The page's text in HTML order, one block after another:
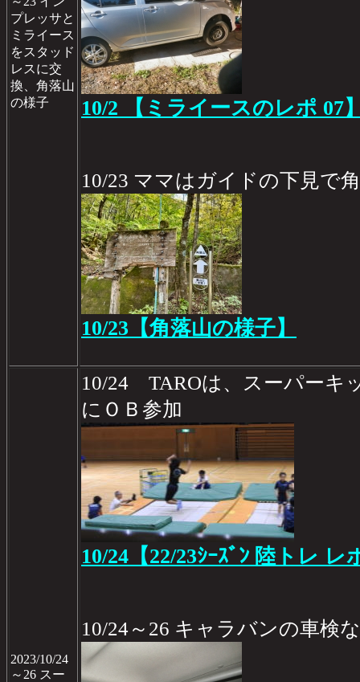
プレッサと
ミライース
をスタッド
レスに交
換、角落山
の様子
10/2 【ミライースのレポ 07
10/23 ママはガイドの下見で
10/23【角落山の様子】
2023/10/24
～26 スー
10/24 TAROは、スーパーキ
にＯＢ参加
10/24【22/23ｼｰｽﾞﾝ 陸トレ レ
10/24～26 キャラバンの車検